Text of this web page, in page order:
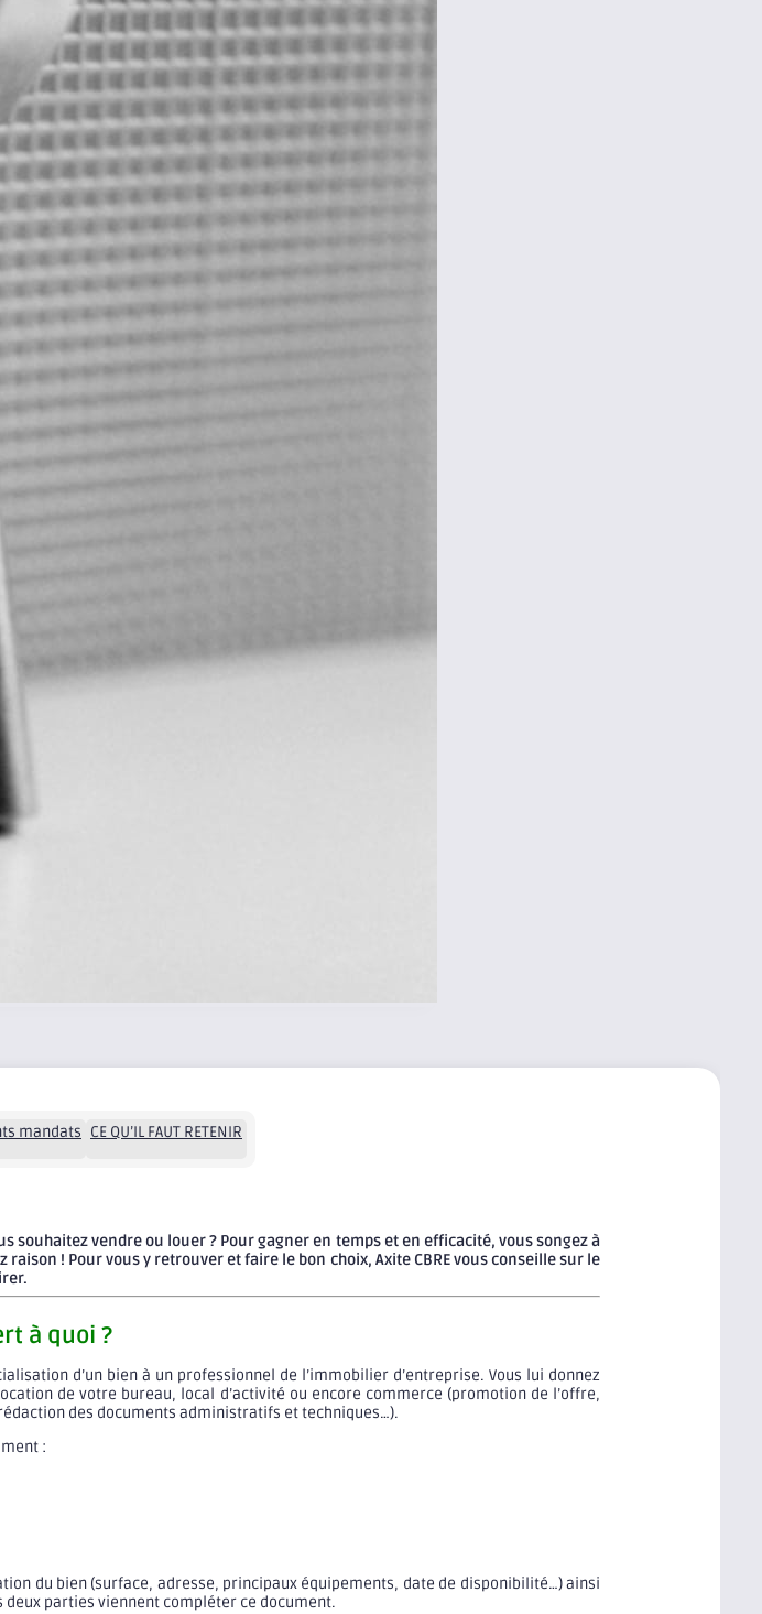
mandats CE QU’IL FAUT RETENIR
souhaitez vendre ou louer ? Pour gagner en temps et en efficacité, vous songez à
! Pour vous y retrouver et faire le bon choix, Axite CBRE vous conseille sur le
à quoi ?
d’un bien à un professionnel de l’immobilier d’entreprise. Vous lui donnez
de votre bureau, local d’activité ou encore commerce (promotion de l’offre,
des documents administratifs et techniques…).
:
du bien (surface, adresse, principaux équipements, date de disponibilité…) ainsi
parties viennent compléter ce document.